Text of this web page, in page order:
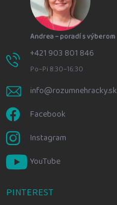
Andrea – poradí s výberom
+421 903 801 846
Po–Pi 8:30–16:30
info@rozumnehracky.sk
Facebook
Instagram
YouTube
PINTEREST